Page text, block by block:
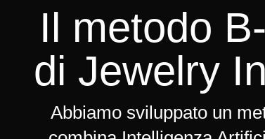
Il metodo
di Jewelry
Abbiamo sviluppato un